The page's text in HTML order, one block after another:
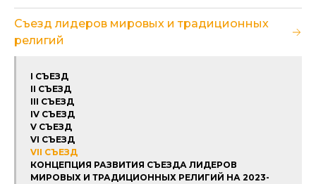
Съезд лидеров мировых и традиционных
религий
I СЪЕЗД
II СЪЕЗД
III СЪЕЗД
IV СЪЕЗД
V СЪЕЗД
VI СЪЕЗД
VII СЪЕЗД
КОНЦЕПЦИЯ РАЗВИТИЯ СЪЕЗДА ЛИДЕРОВ
МИРОВЫХ И ТРАДИЦИОННЫХ РЕЛИГИЙ НА 2023-